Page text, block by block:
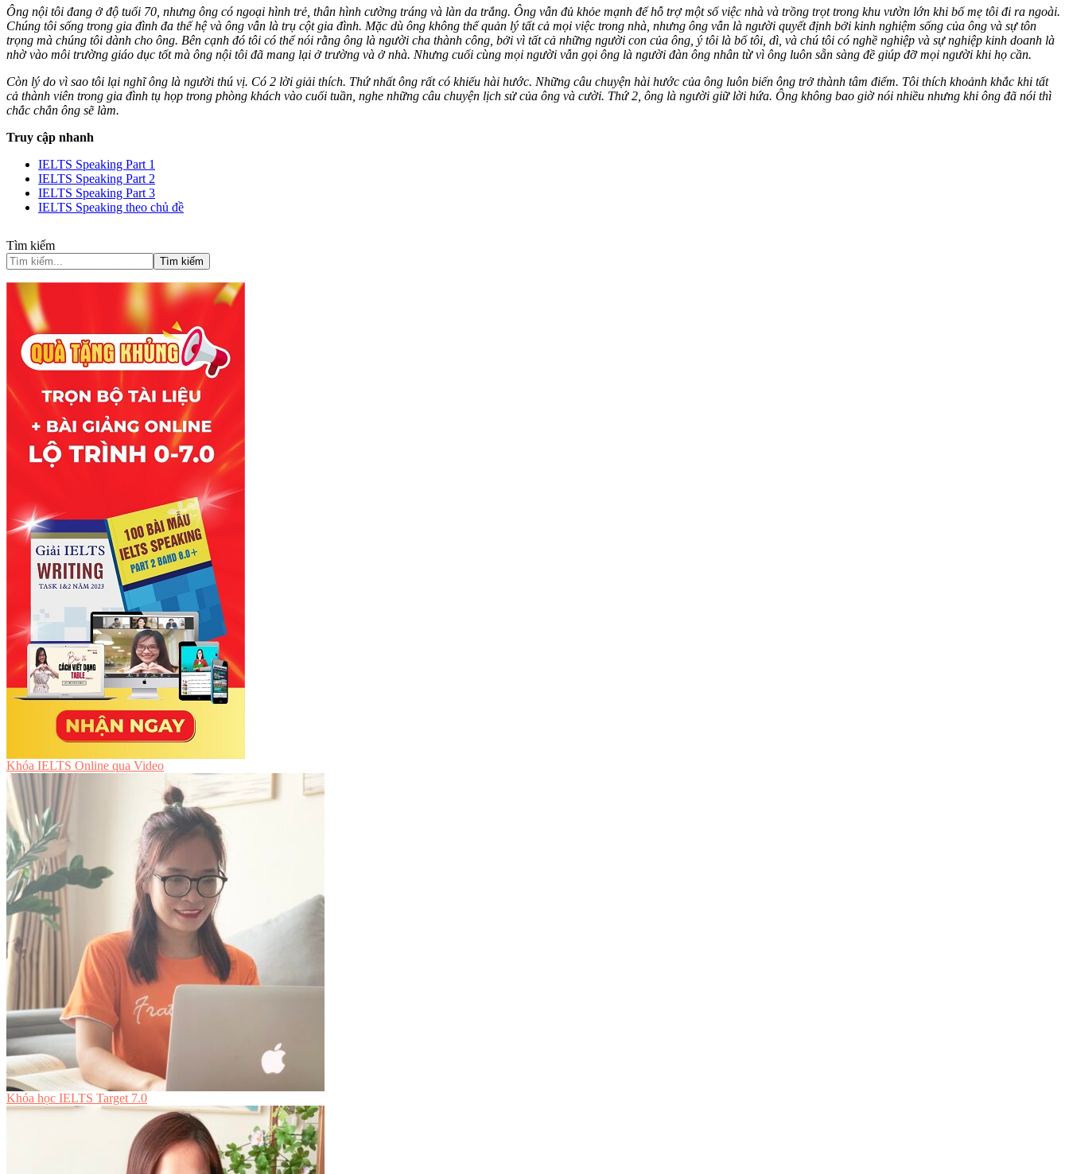
Ông nội tôi đang ở độ tuổi 70, nhưng ông có ngoại hình trẻ, thân hình cường tráng và làn da trắng. Ông vẫn đủ khỏe mạnh để hỗ trợ một số việc nhà và trồng trọt trong khu vườn lớn khi bố mẹ tôi đi ra ngoài.
Chúng tôi sống trong gia đình đa thế hệ và ông vẫn là trụ cột gia đình. Mặc dù ông không thể quản lý tất cả mọi việc trong nhà, nhưng ông vẫn là người quyết định bởi kinh nghiệm sống của ông và sự tôn
trọng mà chúng tôi dành cho ông. Bên cạnh đó tôi có thể nói rằng ông là người cha thành công, bởi vì tất cả những người con của ông, ý tôi là bố tôi, dì, và chú tôi có nghề nghiệp và sự nghiệp kinh doanh là
nhờ vào môi trường giáo dục tốt mà ông nội tôi đã mang lại ở trường và ở nhà. Nhưng cuối cùng mọi người vẫn gọi ông là người đàn ông nhân từ vì ông luôn sẵn sàng đề giúp đỡ mọi người khi họ cần.
Còn lý do vì sao tôi lại nghĩ ông là người thú vị. Có 2 lời giải thích. Thứ nhất ông rất có khiếu hài hước. Những câu chuyện hài hước của ông luôn biến ông trở thành tâm điểm. Tôi thích khoảnh khắc khi tất
cả thành viên trong gia đình tụ họp trong phòng khách vào cuối tuần, nghe những câu chuyện lịch sử của ông và cười. Thứ 2, ông là người giữ lời hứa. Ông không bao giờ nói nhiều nhưng khi ông đã nói thì
chắc chắn ông sẽ làm.
Truy cập nhanh
IELTS Speaking Part 1
IELTS Speaking Part 2
IELTS Speaking Part 3
IELTS Speaking theo chủ đề
Tìm kiếm
Tìm kiếm
Khóa IELTS Online qua Video
Khóa học IELTS Target 7.0